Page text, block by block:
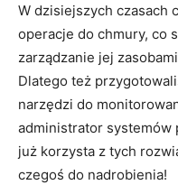
W dzisiejszych⁤ czasach
operacje do chmury, co
zarządzanie⁤ jej
⁣Dlatego też
narzędzi do
administrator‍ systemów
już ‌korzysta z tych
czegoś ⁢do nadrobienia!